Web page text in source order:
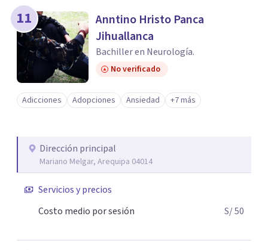
11
Anntino Hristo Panca
Jihuallanca
Bachiller en Neurología.
No verificado
Adicciones Adopciones Ansiedad +7 más
Dirección principal
Mariano Melgar, Arequipa 04014
Servicios y precios
Costo medio por sesión
S/ 50